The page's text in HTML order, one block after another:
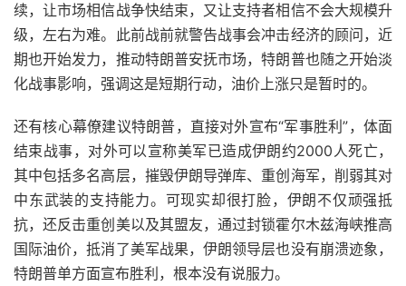
续，让市场相信战争快结束，又让支持者相信不会大规模升
级，左右为难。此前战前就警告战事会冲击经济的顾问，近
期也开始发力，推动特朗普安抚市场，特朗普也随之开始淡
化战事影响，强调这是短期行动，油价上涨只是暂时的。
还有核心幕僚建议特朗普，直接对外宣布“军事胜利”，体面
结束战事，对外可以宣称美军已造成伊朗约2000人死亡，
其中包括多名高层，摧毁伊朗导弹库、重创海军，削弱其对
中东武装的支持能力。可现实却很打脸，伊朗不仅顽强抵
抗，还反击重创美以及其盟友，通过封锁霍尔木兹海峡推高
国际油价，抵消了美军战果，伊朗领导层也没有崩溃迹象，
特朗普单方面宣布胜利，根本没有说服力。